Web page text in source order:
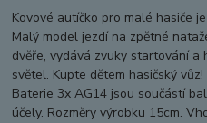
Kovové autíčko pro malé hasiče
Malý model jezdí na zpětné
dvěře, vydává zvuky startování a
světel. Kupte dětem hasičský
Baterie 3x AG14 jsou součástí
účely. Rozměry výrobku 15cm.